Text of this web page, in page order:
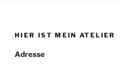
HIER IST MEIN ATELIER
Adresse